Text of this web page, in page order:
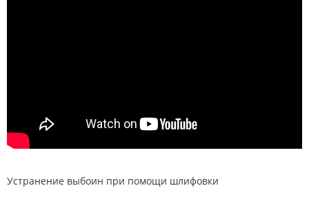
Устранение выбоин при помощи шлифовки